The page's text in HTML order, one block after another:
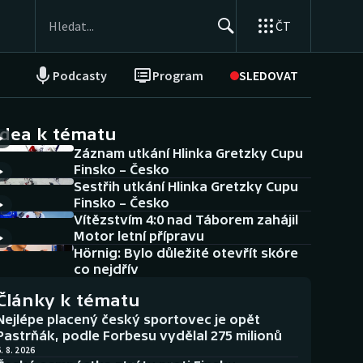
ČT
Podcasty Program SLEDOVAT
NEPŘEHLÉDNĚTE
Historické návraty
Aplikace ČT sport
AZ kvíz
k tématu
Záznam utkání Hlinka Gretzky Cupu
Finsko – Česko
Sestřih utkání Hlinka Gretzky Cupu
Finsko – Česko
Vítězstvím 4:0 nad Táborem zahájil
Motor letní přípravu
Hörnig: Bylo důležité otevřít skóre
co nejdřív
k tématu
placený český sportovec je opět
podle Forbesu vydělal 275 milionů
8. 2026